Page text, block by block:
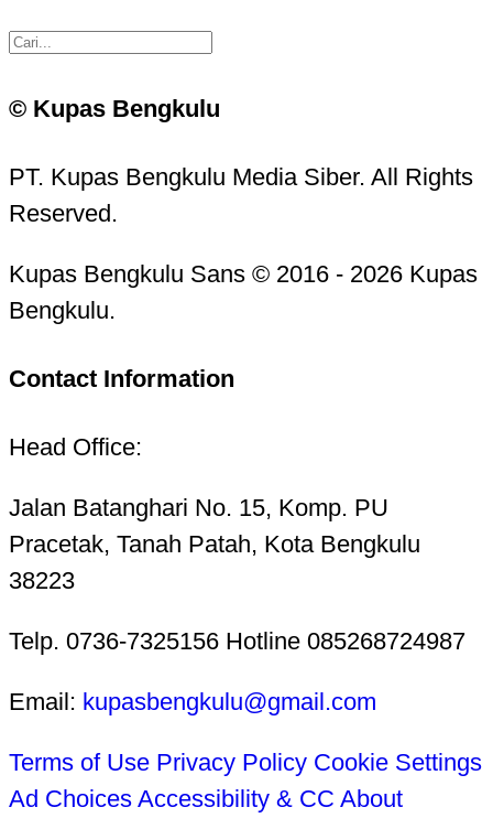
© Kupas Bengkulu
PT. Kupas Bengkulu Media Siber. All Rights
Reserved.
Kupas Bengkulu Sans © 2016 - 2026 Kupas
Bengkulu.
Contact Information
Head Office:
Jalan Batanghari No. 15, Komp. PU
Pracetak, Tanah Patah, Kota Bengkulu
38223
Telp. 0736-7325156 Hotline 085268724987
Email: kupasbengkulu@gmail.com
Terms of Use Privacy Policy Cookie Settings
Ad Choices Accessibility & CC About